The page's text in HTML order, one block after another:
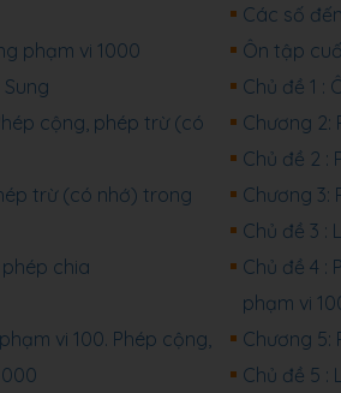
Các số
phạm vi 1000
Ôn tập
Chủ đề 1 :
cộng, phép trừ (có
Chương 2:
Chủ đề 2 :
trừ (có nhớ) trong
Chương 3:
Chủ đề 3 :
chia
Chủ đề 4 :
phạm vi
vi 100. Phép cộng,
Chương 5:
Chủ đề 5 :